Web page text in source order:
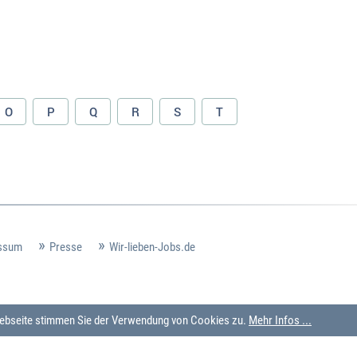
O P Q R S T
Presse
Wir-lieben-Jobs.de
stimmen Sie der Verwendung von Cookies zu. Mehr Infos ...